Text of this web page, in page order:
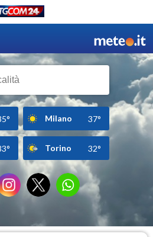
Milano 37°
Torino 32°